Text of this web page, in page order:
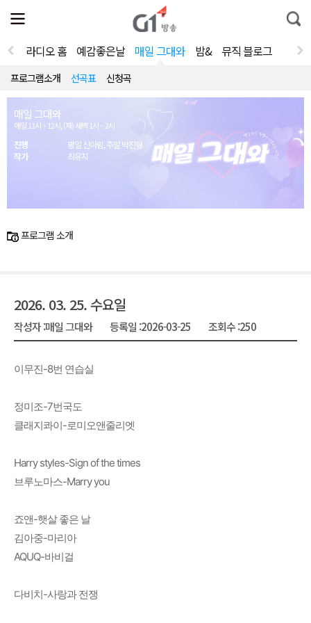
전
체
뉴
열
통
합
라디오 홈 예감좋은날 매일 그대와 밤& 뮤직 블로그
프로그램소개 선곡표 신청곡
매일 그대와
매일 11시 ~ 12시, (재) 새벽 1시 ~ 2시
진행
평일 신아림, 주말 박진형
작가
최유지
프로그램 소개
2026. 03. 25. 수요일
작성자 :매일 그대와 등록일 :2026-03-25 조회수 :250
이무진-8번 연습실
정미조-7번국도
클래지콰이-로미오앤줄리엣
Harry styles-Sign of the times
브루노마스-Marry you
죠앤-햇살 좋은 날
김아중-마리아
AQUQ-바비걸
다비치-사랑과 전쟁